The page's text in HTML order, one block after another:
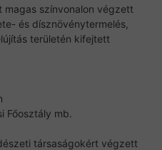
színvonalon végzett
és dísznövénytermelés,
területén kifejtett
Főosztály mb.
társaságokért végzett